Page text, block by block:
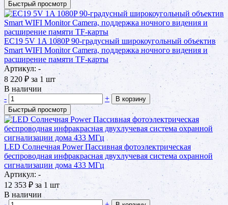
Быстрый просмотр
EC19 5V 1A 1080P 90-градусный широкоугольный объектив
Smart WIFI Monitor Camera, поддержка ночного видения и
расширение памяти TF-карты
Артикул: -
8 220₽ за 1 шт
В наличии
-
+
В корзину
Быстрый просмотр
LED Солнечная Power Пассивная фотоэлектрическая
беспроводная инфракрасная двухлучевая система охранной
сигнализации дома 433 МГц
Артикул: -
12 353 ₽ за 1 шт
В наличии